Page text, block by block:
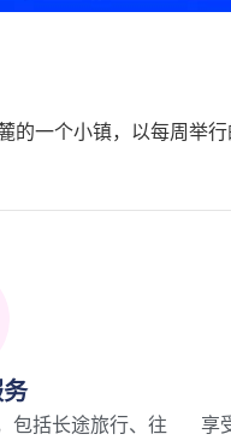
的一个小镇，以每周举
包括长途旅行、往
享